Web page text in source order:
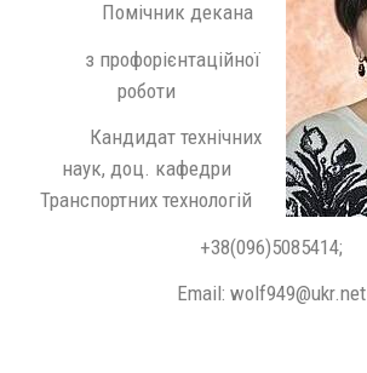
Помічник декана
з профорієнтаційної
роботи
Кандидат технічних
наук, доц. кафедри
Транспортних технологій
+38(096)5085414;
Email: wolf949@ukr.net